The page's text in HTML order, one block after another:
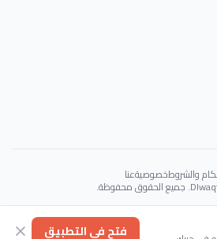
والشروطخصوصيةعنا
Powered byGAIT
فتح في التطبيق